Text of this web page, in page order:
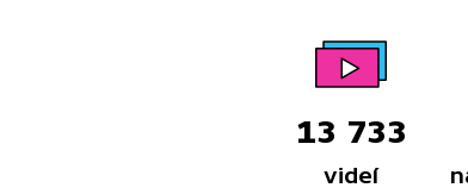
13 733
videí